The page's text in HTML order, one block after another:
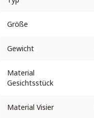
Größe
Gewicht
Material
Gesichtsstück
Material Visier